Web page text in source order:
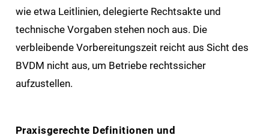
wie etwa Leitlinien, delegierte Rechtsakte und
technische Vorgaben stehen noch aus. Die
verbleibende Vorbereitungszeit reicht aus Sicht des
BVDM nicht aus, um Betriebe rechtssicher
aufzustellen.
Praxisgerechte Definitionen und